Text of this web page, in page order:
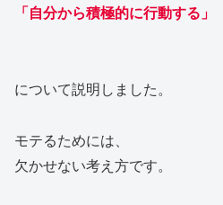
「自分から積極的に行動する」
について説明しました。
モテるためには、
欠かせない考え方です。